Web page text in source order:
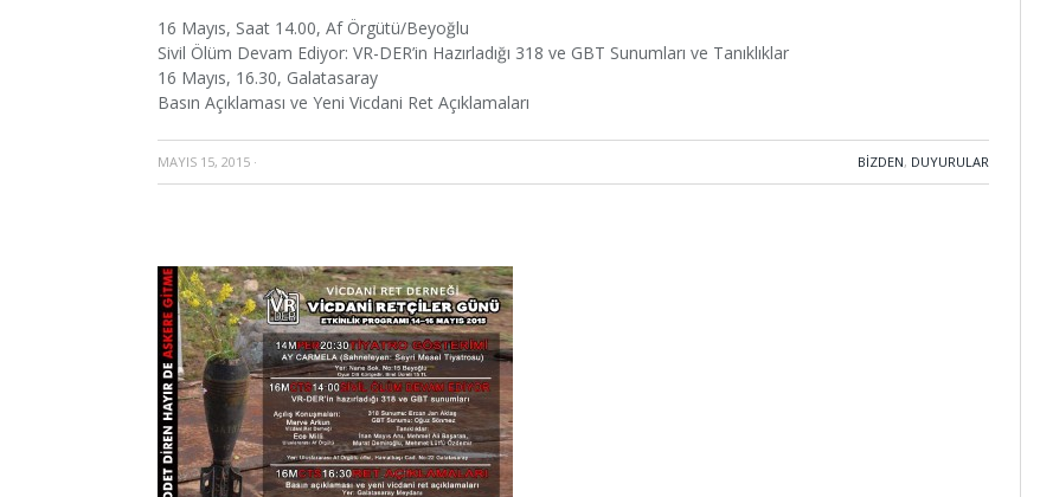
16 Mayıs, Saat 14.00, Af Örgütü/Beyoğlu
Sivil Ölüm Devam Ediyor: VR-DER’in Hazırladığı 318 ve GBT Sunumları ve Tanıklıklar
16 Mayıs, 16.30, Galatasaray
Basın Açıklaması ve Yeni Vicdani Ret Açıklamaları
MAYIS 15, 2015 · BIZDEN, DUYURULAR